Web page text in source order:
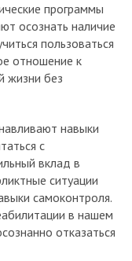
программы
осознать наличие
пользоваться
отношение к
жизни без
навыки
с
вклад в
ситуации
самоконтроля.
в нашем
отказаться